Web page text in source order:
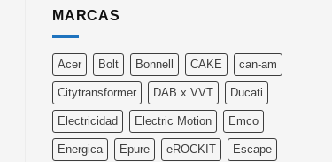
MARCAS
Acer Bolt Bonnell CAKE can-am
Citytransformer DAB x VVT Ducati
Electricidad Electric Motion Emco
Energica Epure eROCKIT Escape